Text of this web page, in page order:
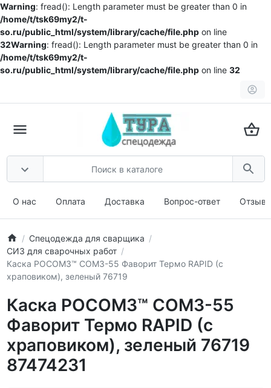
Warning: fread(): Length parameter must be greater than 0 in
/home/t/tsk69my2/t-
so.ru/public_html/system/library/cache/file.php on line
32Warning: fread(): Length parameter must be greater than 0 in
/home/t/tsk69my2/t-
so.ru/public_html/system/library/cache/file.php on line 32
О нас Оплата Доставка Вопрос-ответ
Спецодежда для сварщика
СИЗ для сварочных работ
Каска РОСОМЗ™ СОМЗ-55 Фаворит Термо RAPID (с
храповиком), зеленый 76719
Каска РОСОМЗ™ СОМЗ-55
Фаворит Термо RAPID (с
храповиком), зеленый 76719
87474231